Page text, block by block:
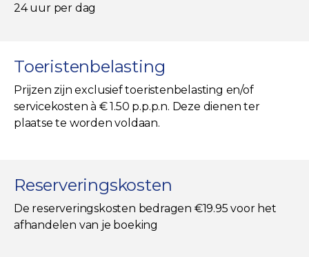
24 uur per dag
Toeristenbelasting
Prijzen zijn exclusief toeristenbelasting en/of
servicekosten à € 1.50 p.p.p.n. Deze dienen ter
plaatse te worden voldaan.
Reserveringskosten
De reserveringskosten bedragen €19.95 voor het
afhandelen van je boeking